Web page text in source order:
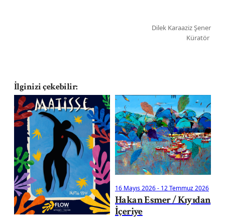
Dilek Karaaziz Şener
Küratör
İlginizi çekebilir:
16 Mayıs 2026- 12 Temmuz 2026
Hakan Esmer / Kıyıdan
İçeriye